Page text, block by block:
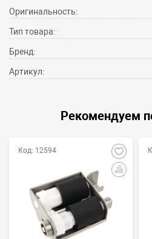
Оригинальность:
Тип товара:
Бренд:
Артикул:
Рекомендуем
Код: 12594